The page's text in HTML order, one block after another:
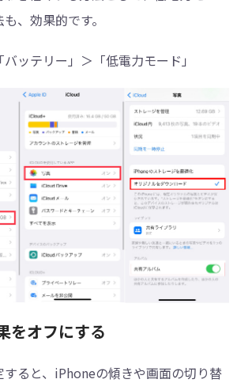
、効果的です。
ッテリー」＞「低電力モード」
をオフにする
すると、iPhoneの傾きや画面の切り替